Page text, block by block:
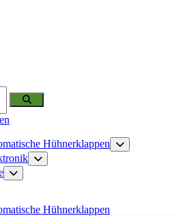
Hühnerklappen
Hühnerklappen